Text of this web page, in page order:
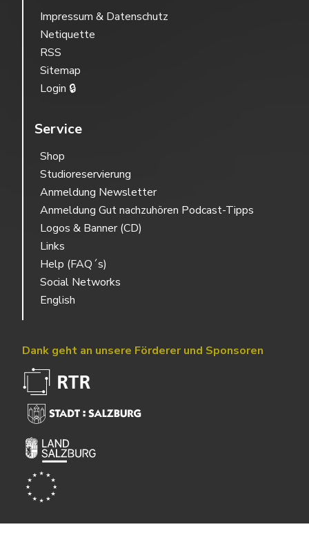
Impressum & Datenschutz
Netiquette
RSS
Sitemap
Login 🔒
Service
Shop
Studioreservierung
Anmeldung Newsletter
Anmeldung Gut nachzuhören Podcast-Tipps
Logos & Banner (CD)
Links
Help (FAQ´s)
Social Networks
English
Dank geht an unsere Förderer und Sponsoren